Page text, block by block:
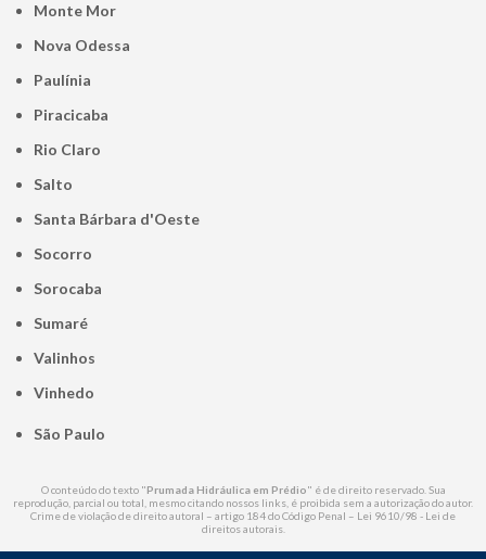
Monte Mor
Nova Odessa
Paulínia
Piracicaba
Rio Claro
Salto
Santa Bárbara d'Oeste
Socorro
Sorocaba
Sumaré
Valinhos
Vinhedo
São Paulo
O conteúdo do texto "Prumada Hidráulica em Prédio" é de direito reservado. Sua
reprodução, parcial ou total, mesmo citando nossos links, é proibida sem a autorização do autor.
Crime de violação de direito autoral – artigo 184 do Código Penal – Lei 9610/98 - Lei de
direitos autorais.